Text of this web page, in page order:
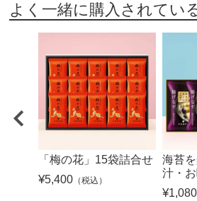
よく一緒に購入されてい
「梅の花」15袋詰合せ
¥5,400（税込）
海苔
汁・
¥1,080